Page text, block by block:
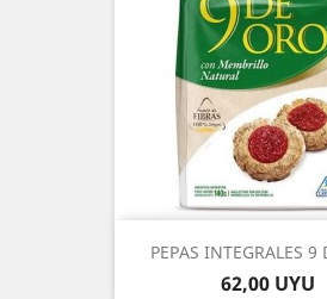
PEPAS INTEGRALES 9
Precio
62,00 UYU